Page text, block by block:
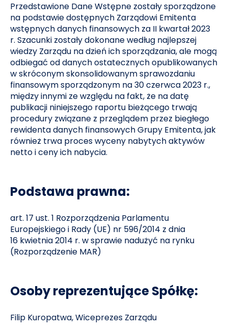
Przedstawione Dane Wstępne zostały sporządzone
na podstawie dostępnych Zarządowi Emitenta
wstępnych danych finansowych za II kwartał 2023
r. Szacunki zostały dokonane według najlepszej
wiedzy Zarządu na dzień ich sporządzania, ale mogą
odbiegać od danych ostatecznych opublikowanych
w skróconym skonsolidowanym sprawozdaniu
finansowym sporządzonym na 30 czerwca 2023 r.,
między innymi ze względu na fakt, że na datę
publikacji niniejszego raportu bieżącego trwają
procedury związane z przeglądem przez biegłego
rewidenta danych finansowych Grupy Emitenta, jak
również trwa proces wyceny nabytych aktywów
netto i ceny ich nabycia.
Podstawa prawna:
art. 17 ust. 1 Rozporządzenia Parlamentu
Europejskiego i Rady (UE) nr 596/2014 z dnia
16 kwietnia 2014 r. w sprawie nadużyć na rynku
(Rozporządzenie MAR)
Osoby reprezentujące Spółkę:
Filip Kuropatwa, Wiceprezes Zarządu